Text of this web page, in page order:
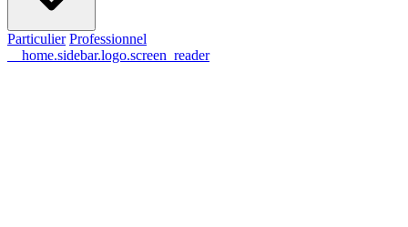
Particulier Professionnel
__home.sidebar.logo.screen_reader